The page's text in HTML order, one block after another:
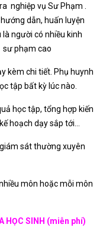
nghiệp vụ Sư Phạm .
dẫn, huấn luyện
người có nhiều kinh
sư phạm cao
kèm chi tiết. Phụ huynh
tập bất kỳ lúc nào.
học tập, tổng hợp kiến
hoạch dạy sắp tới…
sát thường xuyên
môn hoặc mỗi môn
HỌC SINH (miễn phí)